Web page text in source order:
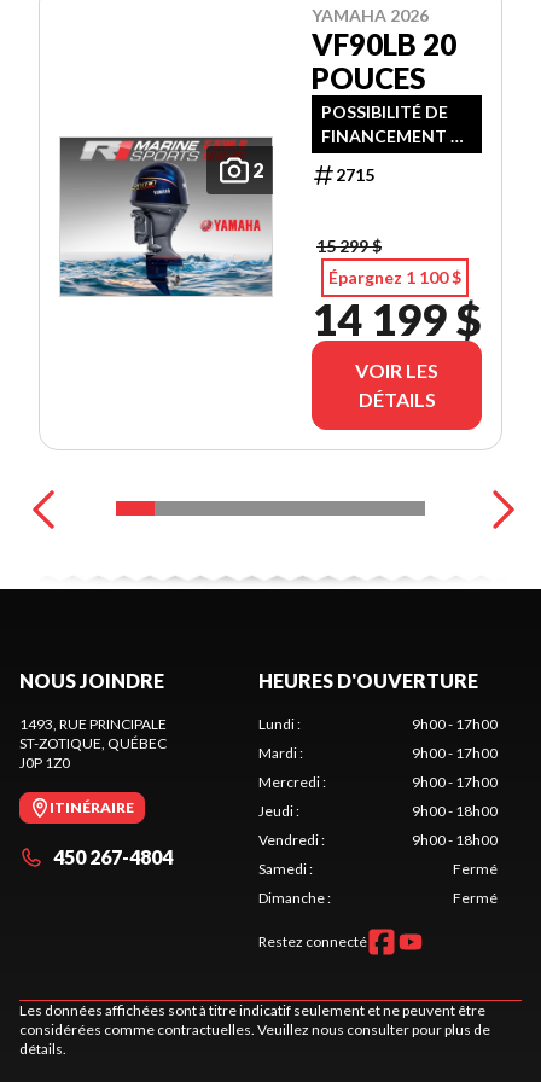
2
YAMAHA 2026
VF90LB 20
POUCES
POSSIBILITÉ DE
FINANCEMENT À
TAUX
PROMOTIONNEL
RABAIS YAMAHA)
2715
15 299 $
Épargnez 1 100 $
14 199 $
VOIR LES
DÉTAILS
NOUS JOINDRE
1493, RUE PRINCIPALE
ST-ZOTIQUE, QUÉBEC
J0P 1Z0
ITINÉRAIRE
450 267-4804
HEURES D'OUVERTURE
Lundi:
9h00 - 17h00
Mardi:
9h00 - 17h00
Mercredi:
9h00 - 17h00
Jeudi:
9h00 - 18h00
Vendredi:
9h00 - 18h00
Samedi:
Fermé
Dimanche: Fermé
Restez connecté
Les données affichées sont à titre indicatif seulement et ne peuvent être
considérées comme contractuelles. Veuillez nous consulter pour plus de
détails.